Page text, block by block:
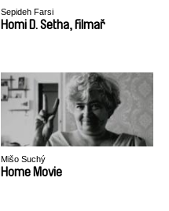
Sepideh Farsi
Homi D. Setha, filmař
Mišo Suchý
Home Movie